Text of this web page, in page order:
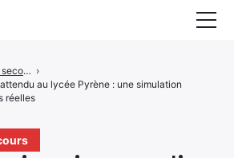
Actualités des secours ›
au lycée Pyrène : une simulation
réelles